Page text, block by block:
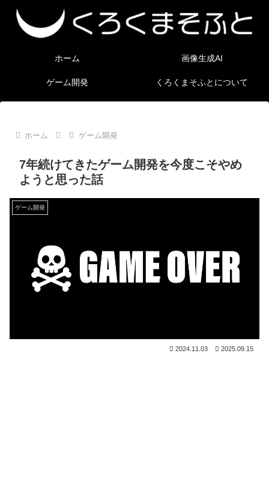
ホーム 画像生成AI
ゲーム開発 くろくまそふとについて
ホーム ゲーム開発
7年続けてきたゲーム開発を今度こそやめ
ようと思った話
ゲーム開発
2024.11.03 2025.09.15